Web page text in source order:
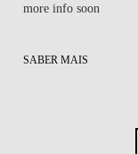
more info soon
SABER MAIS